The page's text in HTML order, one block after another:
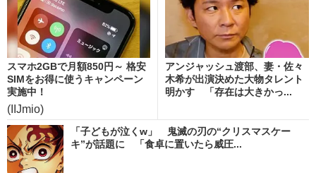
スマホ2GBで月額850円～ 格安
SIMをお得に使うキャンペーン
実施中！
(IIJmio)
アンジャッシュ渡部、妻・佐々
木希が出演決めた大物タレント
明かす 「存在は大きかっ...
「子どもが泣くw」 鬼滅の刃の“クリスマスケー
キ”が話題に 「食卓に置いたら威圧...